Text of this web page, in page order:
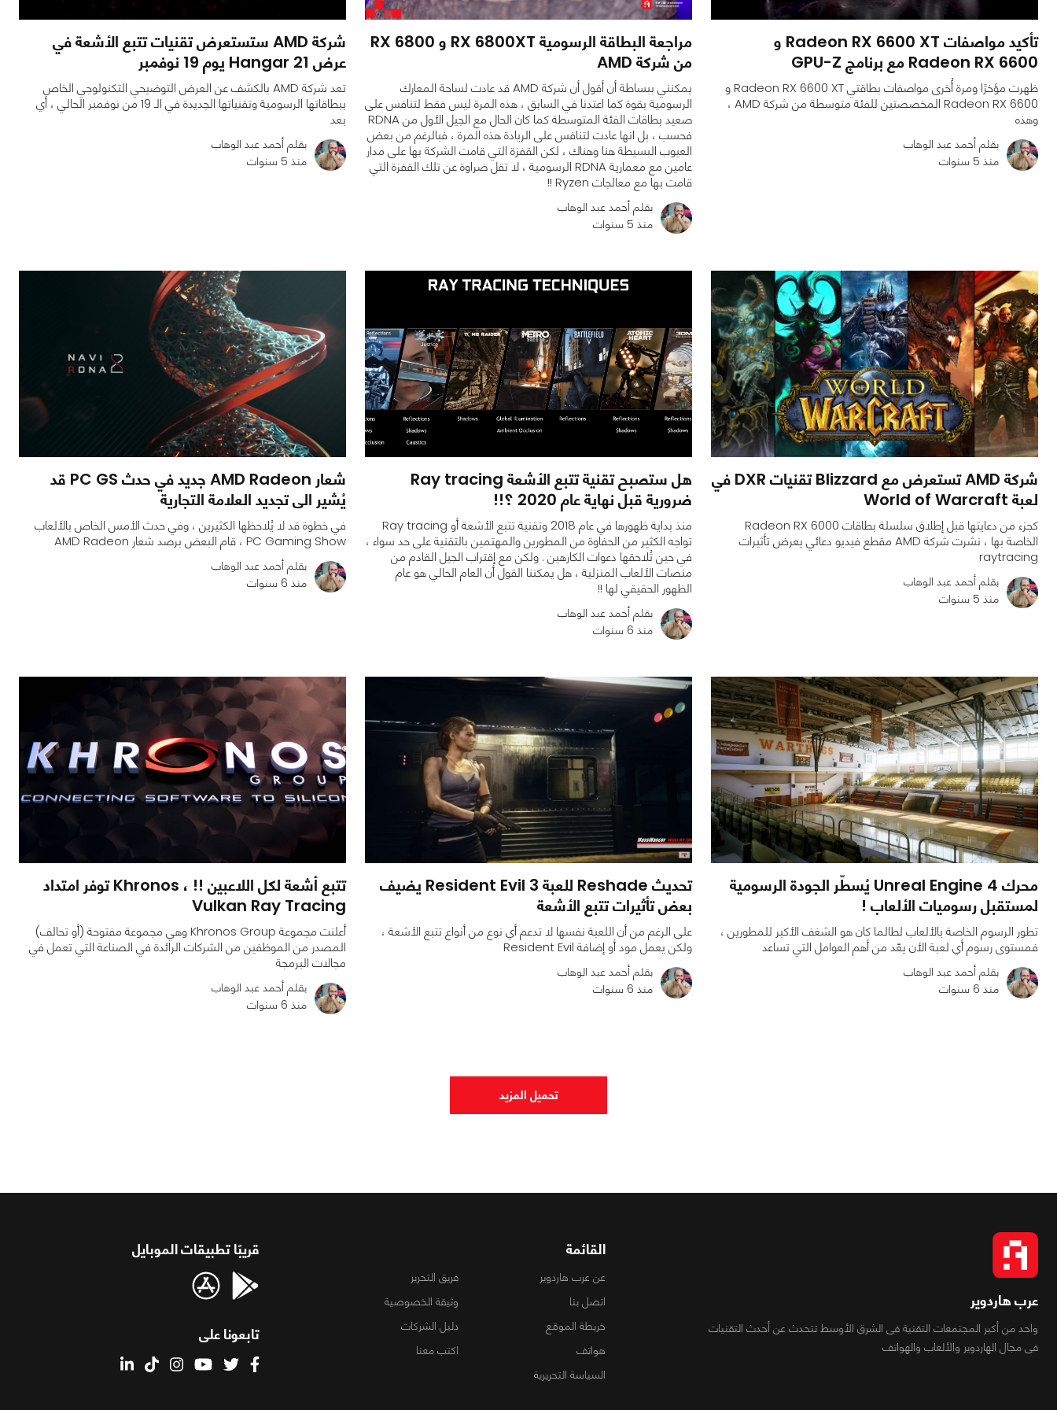
تأكيد مواصفات Radeon RX 6600 XT و
Radeon RX 6600 مع برنامج GPU-Z
ظهرت مؤخرًا ومرة أُخرى مواصفات بطاقتي Radeon RX 6600 XT و
Radeon RX 6600 المخصصتين للفئة متوسطة من شركة AMD ،
وهذه
بقلم أحمد عبد الوهاب
منذ 5 سنوات
10993
مراجعة البطاقة الرسومية RX 6800XT و RX 6800
من شركة AMD
يمكنني ببساطة أن أقول أن شركة AMD قد عادت لساحة المعارك
الرسومية بقوة كما اعتدنا في السابق ، هذه المرة ليس فقط لتنافس على
صعيد بطاقات الفئة المتوسطة كما كان الحال مع الجيل الأول من RDNA
فحسب ، بل انها عادت لتنافس على الريادة هذه المرة ، فبالرغم من بعض
العيوب البسيطة هنا وهناك ، لكن القفزة التي قامت الشركة بها على مدار
عامين مع معمارية RDNA الرسومية ، لا تقل ضراوة عن تلك القفزة التي
قامت بها مع معالجات Ryzen !!
بقلم أحمد عبد الوهاب
منذ 5 سنوات
شركة AMD ستستعرض تقنيات تتبع الأشعة في
عرض Hangar 21 يوم 19 نوفمبر
تعد شركة AMD بالكشف عن العرض التوضيحي التكنولوجي الخاص
ببطاقاتها الرسومية وتقنياتها الجديدة في الـ 19 من نوفمبر الحالي ، أي
بعد
بقلم أحمد عبد الوهاب
منذ 5 سنوات
شركة AMD تستعرض مع Blizzard تقنيات DXR في
لعبة World of Warcraft
كجزء من دعايتها قبل إطلاق سلسلة بطاقات Radeon RX 6000
الخاصة بها ، نشرت شركة AMD مقطع فيديو دعائي يعرض تأثيرات
raytracing
بقلم أحمد عبد الوهاب
منذ 5 سنوات
2859
هل ستصبح تقنية تتبع الأشعة Ray tracing
ضرورية قبل نهاية عام 2020 ؟!!
منذ بداية ظهورها في عام 2018 وتقنية تتبع الأشعة أو Ray tracing
تواجه الكثير من الحفاوة من المطورين والمهتمين بالتقنية على حد سواء ،
في حين تُلاحقها دعوات الكارهين . ولكن مع إقتراب الجيل القادم من
منصات الألعاب المنزلية ، هل يمكننا القول أن العام الحالي هو عام
الظهور الحقيقي لها !!
بقلم أحمد عبد الوهاب
منذ 6 سنوات
شعار AMD Radeon جديد في حدث PC GS قد
يُشير الى تجديد العلامة التجارية
في خطوة قد لا يُلاحظها الكثيرين ، وفي حدث الأمس الخاص بالألعاب
PC Gaming Show ، قام البعض برصد شعار AMD Radeon
بقلم أحمد عبد الوهاب
منذ 6 سنوات
محرك Unreal Engine 4 يُسطّر الجودة الرسومية
لمستقبل رسوميات الألعاب !
تطور الرسوم الخاصة بالألعاب لطالما كان هو الشغف الأكبر للمطورين ،
فمستوى رسوم أي لعبة الأن يعّد من أهم العوامل التي تساعد
بقلم أحمد عبد الوهاب
منذ 6 سنوات
تحديث Reshade للعبة Resident Evil 3 يضيف
بعض تأثيرات تتبع الأشعة
على الرغم من أن اللعبة نفسها لا تدعم أي نوع من أنواع تتبع الأشعة ،
ولكن يعمل مود أو إضافة Resident Evil
بقلم أحمد عبد الوهاب
منذ 6 سنوات
تتبع أشعة لكل اللاعبين !! ، Khronos توفر امتداد
Vulkan Ray Tracing
أعلنت مجموعة Khronos Group وهي مجموعة مفتوحة (أو تحالف)
المصدر من الموظفين من الشركات الرائدة في الصناعة التي تعمل في
مجالات البرمجة
بقلم أحمد عبد الوهاب
منذ 6 سنوات
تحميل المزيد
عرب هاردوير
واحد من أكبر المجتمعات التقنية فى الشرق الأوسط تتحدث عن أحدث التقنيات
فى مجال الهاردوير والألعاب والهواتف
القائمة
عن عرب هاردوير
فريق التحرير
اتصل بنا
وثيقة الخصوصية
خريطة الموقع
دليل الشركات
هواتف
اكتب معنا
السياسة التحريرية
قريبًا تطبيقات الموبايل
تابعونا على